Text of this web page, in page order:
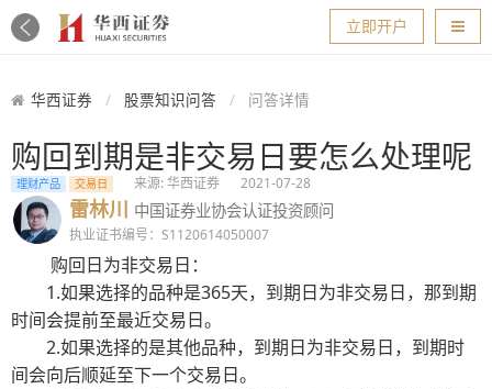
导航
立即开户
华西证券 股票知识问答 问答详情
购回到期是非交易日要怎么处理呢
理财产品 交易日 来源: 华西证券 2021-07-28
雷林川 中国证券业协会认证投资顾问
执业证书编号：S1120614050007
购回日为非交易日：
1.如果选择的品种是365天，到期日为非交易日，那到期
时间会提前至最近交易日。
2.如果选择的是其他品种，到期日为非交易日，到期时
间会向后顺延至下一个交易日。